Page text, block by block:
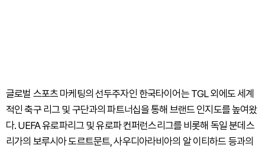
글로벌 스포츠 마케팅의 선두주자인 한국타이어는 TGL 외에도 세계
적인 축구 리그 및 구단과의 파트너십을 통해 브랜드 인지도를 높여왔
다. UEFA 유로파리그 및 유로파 컨퍼런스리그를 비롯해 독일 분데스
리가의 보루시아 도르트문트, 사우디아라비아의 알 이티하드 등과의